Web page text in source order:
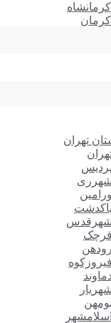
تهران
شهرری
شهرقدس
قرچک